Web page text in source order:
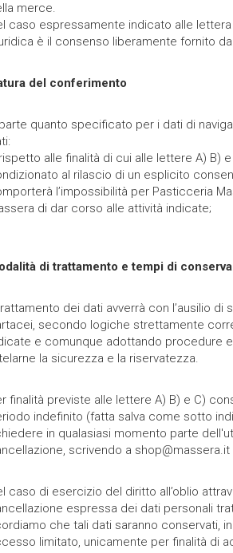
merce.
caso espressamente indicato alle lettera
è il consenso liberamente fornito
del conferimento
quanto specificato per i dati di
alle finalità di cui alle lettere A) B)
al rilascio di un esplicito
l’impossibilità per Pasticceria
di dar corso alle attività indicate;
di trattamento e tempi di
dei dati avverrà con l’ausilio
secondo logiche strettamente
e comunque adottando procedure
la sicurezza e la riservatezza.
finalità previste alle lettere A) B) e C)
indefinito (fatta salva come sotto
in qualasiasi momento parte
scrivendo a
caso di esercizio del diritto all’oblio
espressa dei dati personali
che tali dati saranno conservati,
limitato, unicamente per finalità di